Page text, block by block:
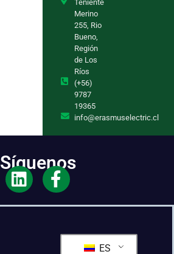
Teniente
Merino
255, Rio
Bueno,
Región
de Los
Ríos
(+56)
9787
19365
info@erasmuselectric.cl
Síguenos
ES